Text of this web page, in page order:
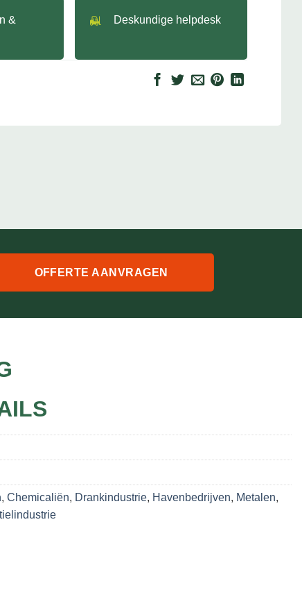
&
Deskundige helpdesk
OFFERTE AANVRAGEN
, Chemicaliën, Drankindustrie, Havenbedrijven, Metalen,